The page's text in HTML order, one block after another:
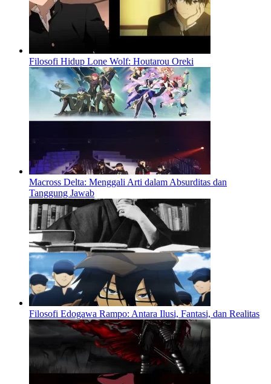
Filosofi Hidup Lone Wolf: Houtarou Oreki
Macross Delta: Menggali Arti dalam Absurditas dan
Tanggung Jawab
Filosofi Edogawa Rampo: Antara Ilusi, Fantasi, dan Realitas